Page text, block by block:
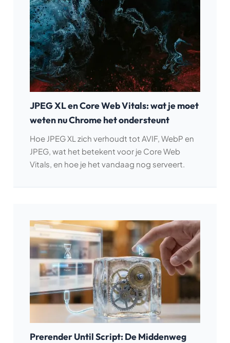
JPEG XL en Core Web Vitals: wat je moet
weten nu Chrome het ondersteunt
Hoe JPEG XL zich verhoudt tot AVIF, WebP en
JPEG, wat het betekent voor je Core Web
Vitals, en hoe je het vandaag nog serveert.
Prerender Until Script: De Middenweg